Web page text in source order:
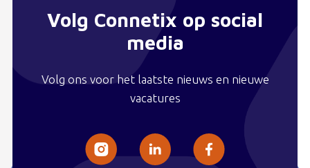
Volg Connetix op social
media
Volg ons voor het laatste nieuws en nieuwe
vacatures